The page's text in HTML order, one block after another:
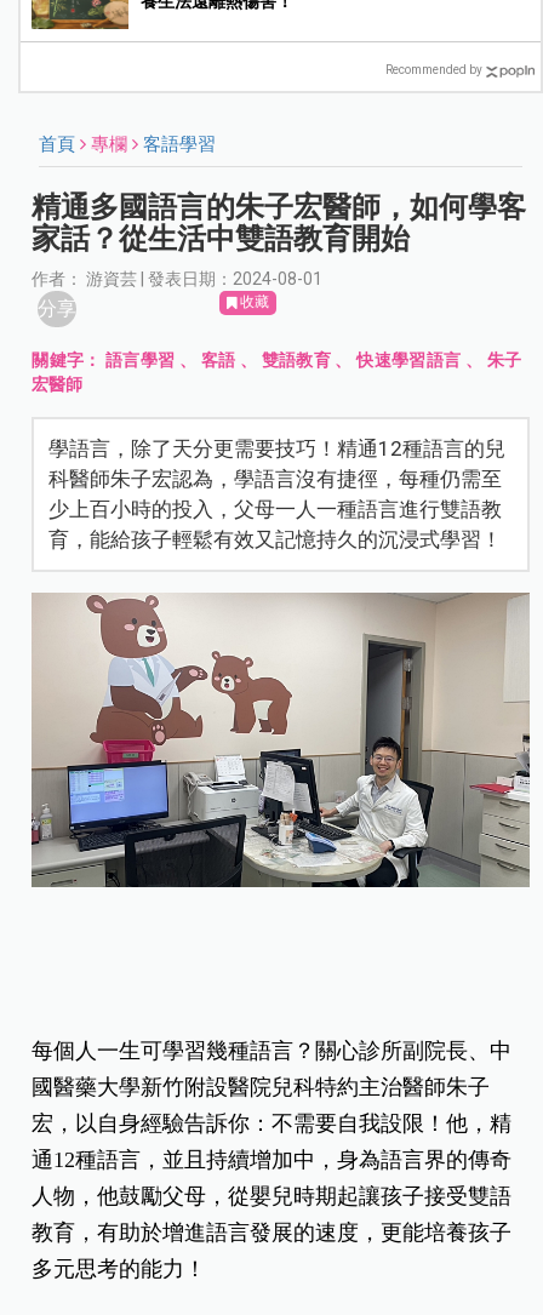
Recommended by
首頁 專欄 客語學習
精通多國語言的朱子宏醫師，如何學客
家話？從生活中雙語教育開始
作者： 游資芸 | 發表日期：2024-08-01
分享 收藏
關鍵字：語言學習 、 客語 、 雙語教育 、快速學習語言 、 朱子
宏醫師
學語言，除了天分更需要技巧！精通12種語言的兒
科醫師朱子宏認為，學語言沒有捷徑，每種仍需至
少上百小時的投入，父母一人一種語言進行雙語教
育，能給孩子輕鬆有效又記憶持久的沉浸式學習！
每個人一生可學習幾種語言？關心診所副院長、中
國醫藥大學新竹附設醫院兒科特約主治醫師朱子
宏，以自身經驗告訴你：不需要自我設限！他，精
通12種語言，並且持續增加中，身為語言界的傳奇
人物，他鼓勵父母，從嬰兒時期起讓孩子接受雙語
教育，有助於增進語言發展的速度，更能培養孩子
多元思考的能力！